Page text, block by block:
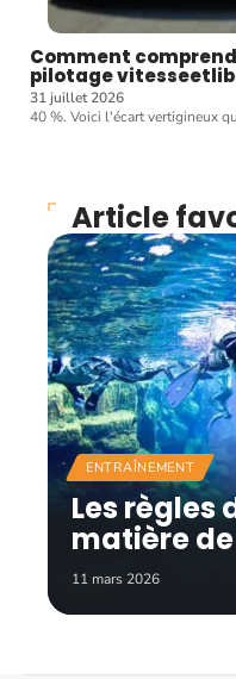
Comment
pilotage
31 juillet 2026
40 %. Voici l'écart vertigineux
Article
ENTRAÎNEMENT
Les règles
matière
11 mars 2026